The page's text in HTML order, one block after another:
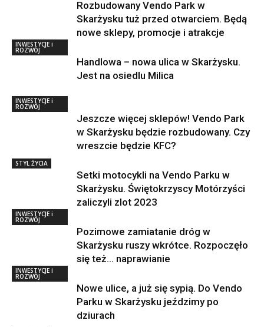
Rozbudowany Vendo Park w
Skarżysku tuż przed otwarciem. Będą
nowe sklepy, promocje i atrakcje
INWESTYCJE i
ROZWÓJ
Handlowa – nowa ulica w Skarżysku.
Jest na osiedlu Milica
INWESTYCJE i
ROZWÓJ
Jeszcze więcej sklepów! Vendo Park
w Skarżysku będzie rozbudowany. Czy
wreszcie będzie KFC?
STYL ŻYCIA
Setki motocykli na Vendo Parku w
Skarżysku. Świętokrzyscy Motórzyści
zaliczyli zlot 2023
INWESTYCJE i
ROZWÓJ
Pozimowe zamiatanie dróg w
Skarżysku ruszy wkrótce. Rozpoczęło
się też… naprawianie
INWESTYCJE i
ROZWÓJ
Nowe ulice, a już się sypią. Do Vendo
Parku w Skarżysku jeździmy po
dziurach